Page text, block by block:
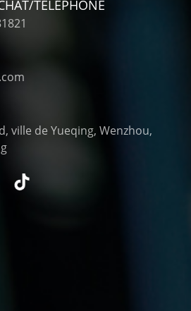
TÉLÉPHONE
ville de Yueqing, Wenzhou,